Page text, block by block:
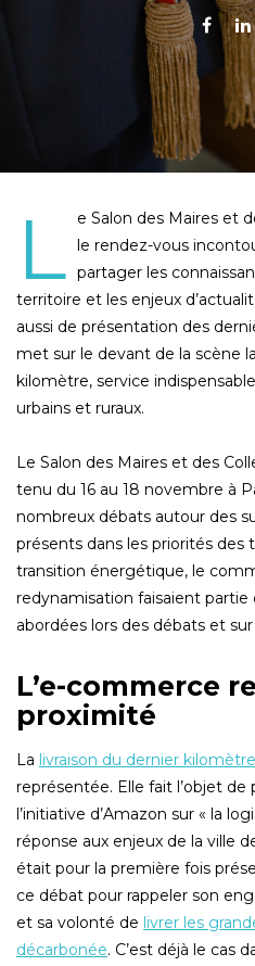
L
e Salon des Maires et
le rendez-vous
partager les
territoire et les enjeux
aussi de présentation des
met sur le devant de la scène
kilomètre, service
urbains et ruraux.
Le Salon des Maires et des
tenu du 16 au 18 novembre à
nombreux débats autour des
présents dans les priorités des
transition énergétique, le
redynamisation faisaient
abordées lors des débats et
L’e-commerce
proximité
La livraison du dernier kilomètre
représentée. Elle fait l’objet
l’initiative d’Amazon sur « la
réponse aux enjeux de la ville
était pour la première fois
ce débat pour rappeler son
et sa volonté de livrer les
décarbonée. C’est déjà le cas